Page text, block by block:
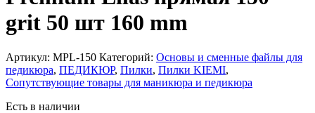
grit 50 шт 160 mm
Артикул: MPL-150 Категорий: Основы и сменные файлы для
педикюра, ПЕДИКЮР, Пилки, Пилки KIEMI,
Сопутствующие товары для маникюра и педикюра
Есть в наличии